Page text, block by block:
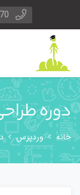
دوره
خانه وردپرس